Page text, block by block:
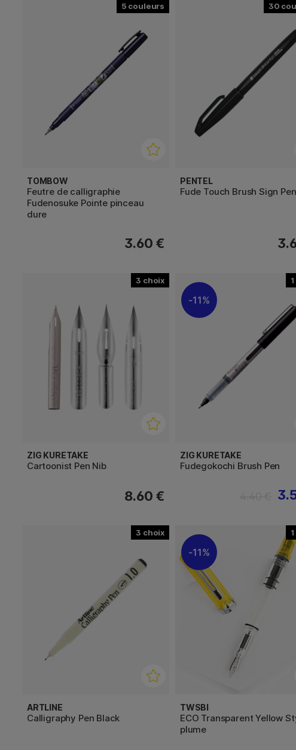
5
TOMBOW
Feutre de calligraphie
Fudenosuke Pointe pinceau
dure
3.60 €
30
PENTEL
Fude Touch Brush Sign Pen
3
ZIG KURETAKE
Cartoonist Pen Nib
8.60 €
1
11%
ZIG KURETAKE
Fudegokochi Brush Pen
3
ARTLINE
Calligraphy Pen Black
1
11%
TWSBI
ECO Transparent Yellow
plume